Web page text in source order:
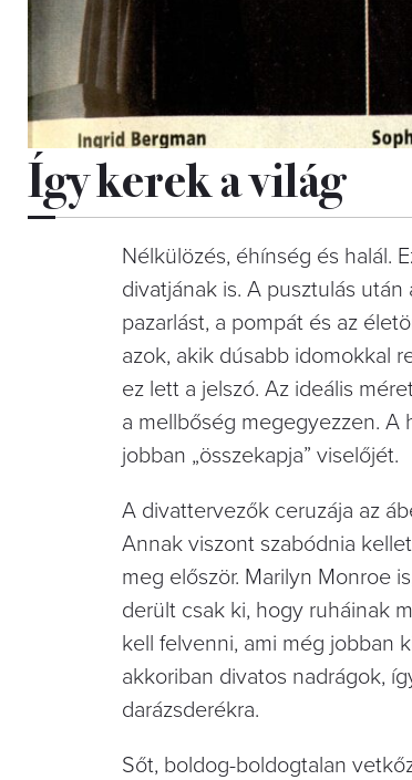
Így kerek a világ
Nélkülözés, éhínség és halál.
divatjának is. A pusztulás
pazarlást, a pompát és az
azok, akik dúsabb idomokkal
ez lett a jelszó. Az ideális
a mellbőség megegyezzen. A
jobban „összekapja” viselőjét.
A divattervezők ceruzája az
Annak viszont szabódnia
meg először. Marilyn Monroe
derült csak ki, hogy ruháinak
kell felvenni, ami még jobban
akkoriban divatos nadrágok,
darázsderékra.
Sőt, boldog-boldogtalan